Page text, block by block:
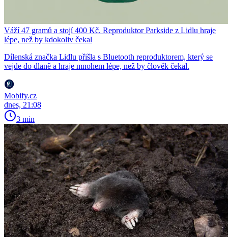
Váží 47 gramů a stojí 400 Kč. Reproduktor Parkside z Lidlu hraje
lépe, než by kdokoliv čekal
Dílenská značka Lidlu přišla s Bluetooth reproduktorem, který se
vejde do dlaně a hraje mnohem lépe, než by člověk čekal.
Mobify.cz
dnes, 21:08
3 min